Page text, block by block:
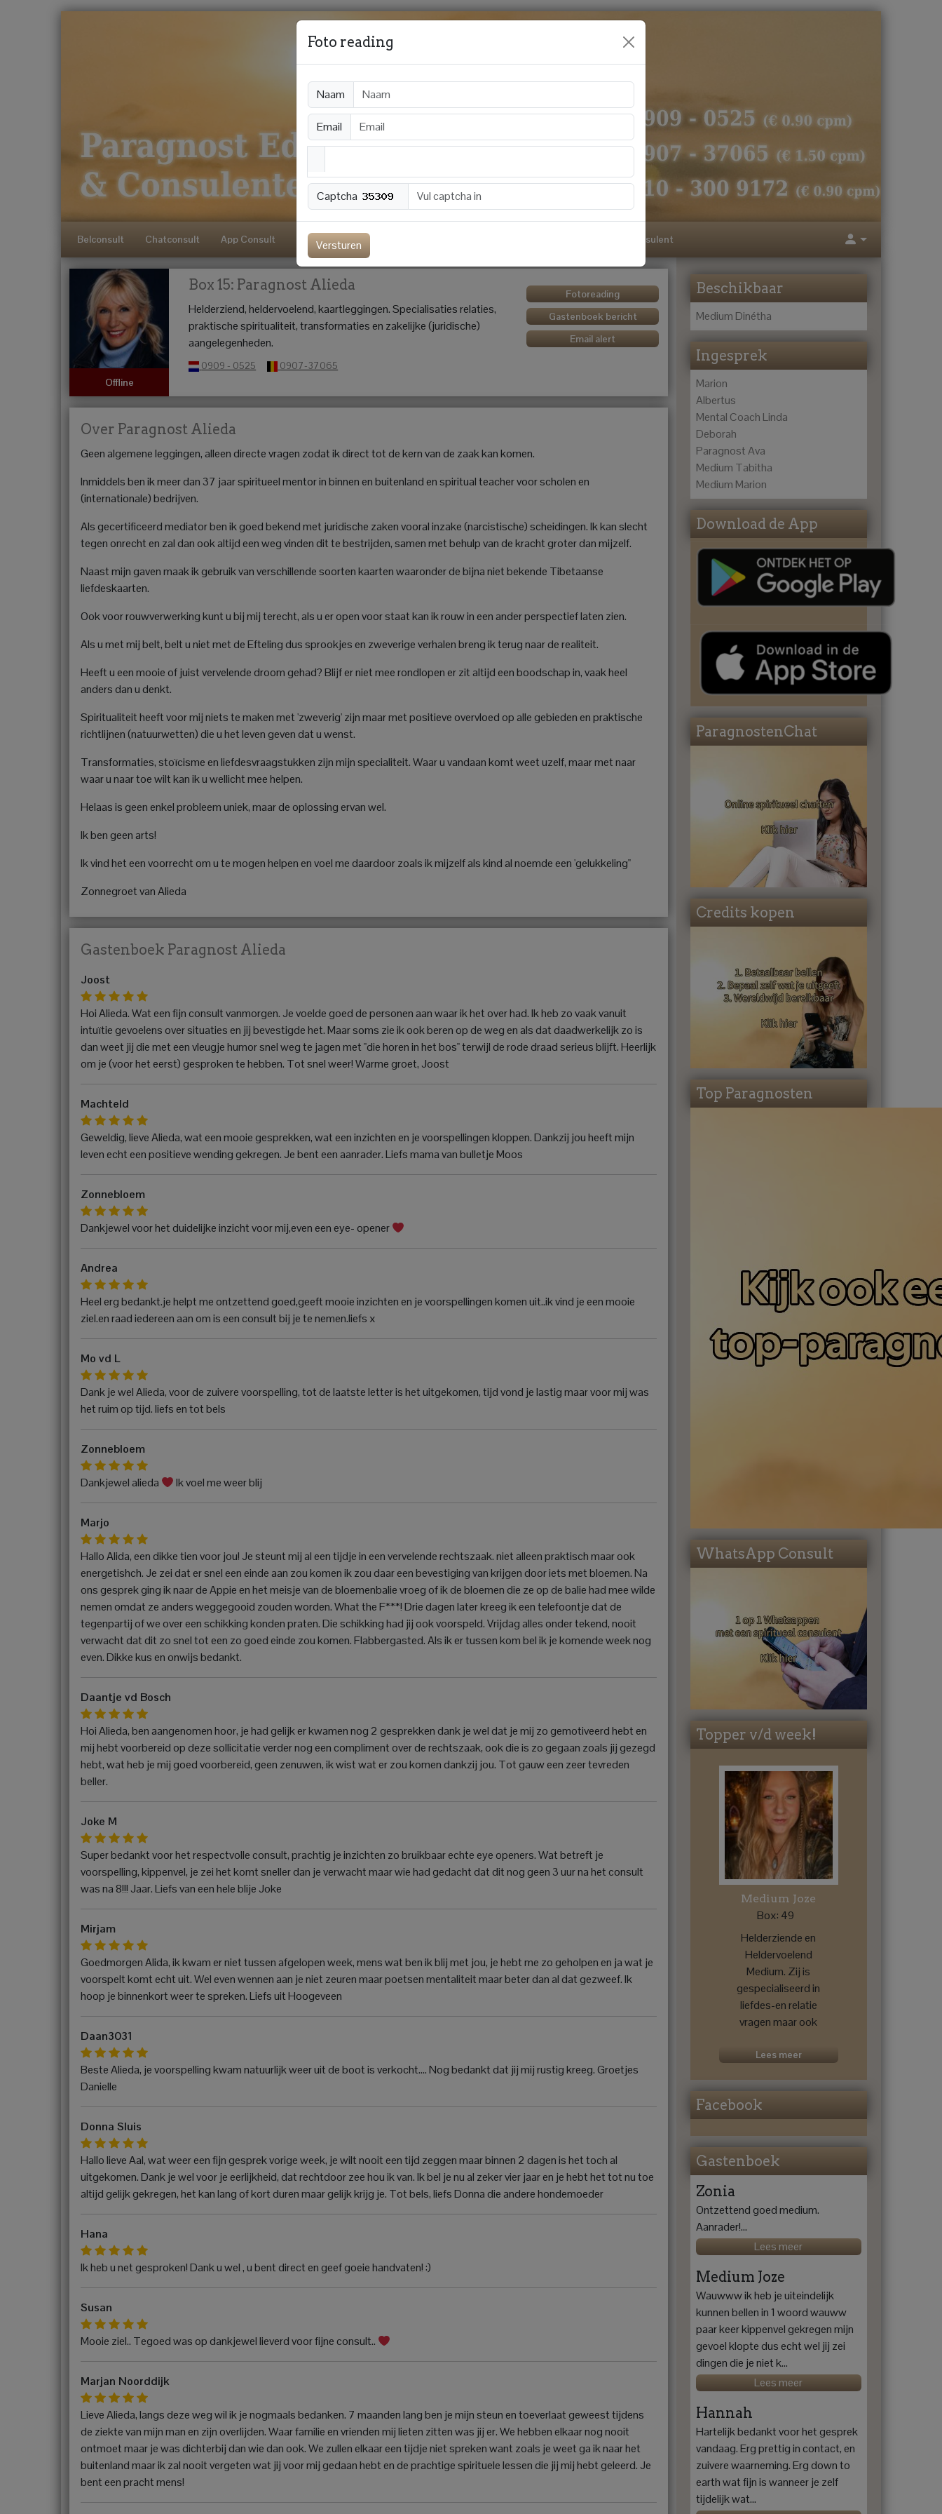
Belconsult Chatconsult App Consult E-Consult Credits!! Aanmelden Consulent
Offline
Box 15: Paragnost Alieda
Helderziend, heldervoelend, kaartleggingen. Specialisaties relaties,
praktische spiritualiteit, transformaties en zakelijke (juridische)
aangelegenheden.
0909 - 0525 0907-37065
Fotoreading
Gastenboek bericht
Email alert
Over Paragnost Alieda
Geen algemene leggingen, alleen directe vragen zodat ik direct tot de kern van de zaak kan komen.
Inmiddels ben ik meer dan 37 jaar spiritueel mentor in binnen en buitenland en spiritual teacher voor scholen en
(internationale) bedrijven.
Als gecertificeerd mediator ben ik goed bekend met juridische zaken vooral inzake (narcistische) scheidingen. Ik kan slecht
tegen onrecht en zal dan ook altijd een weg vinden dit te bestrijden, samen met behulp van de kracht groter dan mijzelf.
Naast mijn gaven maak ik gebruik van verschillende soorten kaarten waaronder de bijna niet bekende Tibetaanse
liefdeskaarten.
Ook voor rouwverwerking kunt u bij mij terecht, als u er open voor staat kan ik rouw in een ander perspectief laten zien.
Als u met mij belt, belt u niet met de Efteling dus sprookjes en zweverige verhalen breng ik terug naar de realiteit.
Heeft u een mooie of juist vervelende droom gehad? Blijf er niet mee rondlopen er zit altijd een boodschap in, vaak heel
anders dan u denkt.
Spiritualiteit heeft voor mij niets te maken met 'zweverig' zijn maar met positieve overvloed op alle gebieden en praktische
richtlijnen (natuurwetten) die u het leven geven dat u wenst.
Transformaties, stoïcisme en liefdesvraagstukken zijn mijn specialiteit. Waar u vandaan komt weet uzelf, maar met naar
waar u naar toe wilt kan ik u wellicht mee helpen.
Helaas is geen enkel probleem uniek, maar de oplossing ervan wel.
Ik ben geen arts!
Ik vind het een voorrecht om u te mogen helpen en voel me daardoor zoals ik mijzelf als kind al noemde een 'gelukkeling"
Zonnegroet van Alieda
Gastenboek Paragnost Alieda
Joost
Hoi Alieda. Wat een fijn consult vanmorgen. Je voelde goed de personen aan waar ik het over had. Ik heb zo vaak vanuit
intuïtie gevoelens over situaties en jij bevestigde het. Maar soms zie ik ook beren op de weg en als dat daadwerkelijk zo is
dan weet jij die met een vleugje humor snel weg te jagen met "die horen in het bos" terwijl de rode draad serieus blijft. Heerlijk
om je (voor het eerst) gesproken te hebben. Tot snel weer! Warme groet, Joost
Machteld
Geweldig, lieve Alieda, wat een mooie gesprekken, wat een inzichten en je voorspellingen kloppen. Dankzij jou heeft mijn
leven echt een positieve wending gekregen. Je bent een aanrader. Liefs mama van bulletje Moos
Zonnebloem
Dankjewel voor het duidelijke inzicht voor mij,even een eye- opener
Andrea
Heel erg bedankt.je helpt me ontzettend goed,geeft mooie inzichten en je voorspellingen komen uit..ik vind je een mooie
ziel.en raad iedereen aan om is een consult bij je te nemen.liefs x
Mo vd L
Dank je wel Alieda, voor de zuivere voorspelling, tot de laatste letter is het uitgekomen, tijd vond je lastig maar voor mij was
het ruim op tijd. liefs en tot bels
Zonnebloem
Dankjewel alieda Ik voel me weer blij
Marjo
Hallo Alida, een dikke tien voor jou! Je steunt mij al een tijdje in een vervelende rechtszaak. niet alleen praktisch maar ook
energetishch. Je zei dat er snel een einde aan zou komen ik zou daar een bevestiging van krijgen door iets met bloemen. Na
ons gesprek ging ik naar de Appie en het meisje van de bloemenbalie vroeg of ik de bloemen die ze op de balie had mee wilde
nemen omdat ze anders weggegooid zouden worden. What the F***! Drie dagen later kreeg ik een telefoontje dat de
tegenpartij of we over een schikking konden praten. Die schikking had jij ook voorspeld. Vrijdag alles onder tekend, nooit
verwacht dat dit zo snel tot een zo goed einde zou komen. Flabbergasted. Als ik er tussen kom bel ik je komende week nog
even. Dikke kus en onwijs bedankt.
Daantje vd Bosch
Hoi Alieda, ben aangenomen hoor, je had gelijk er kwamen nog 2 gesprekken dank je wel dat je mij zo gemotiveerd hebt en
mij hebt voorbereid op deze sollicitatie verder nog een compliment over de rechtszaak, ook die is zo gegaan zoals jij gezegd
hebt, wat heb je mij goed voorbereid, geen zenuwen, ik wist wat er zou komen dankzij jou. Tot gauw een zeer tevreden
beller.
Joke M
Super bedankt voor het respectvolle consult, prachtig je inzichten zo bruikbaar echte eye openers. Wat betreft je
voorspelling, kippenvel, je zei het komt sneller dan je verwacht maar wie had gedacht dat dit nog geen 3 uur na het consult
was na 8!!! Jaar. Liefs van een hele blije Joke
Mirjam
Goedmorgen Alida, ik kwam er niet tussen afgelopen week, mens wat ben ik blij met jou, je hebt me zo geholpen en ja wat je
voorspelt komt echt uit. Wel even wennen aan je niet zeuren maar poetsen mentaliteit maar beter dan al dat gezweef. Ik
hoop je binnenkort weer te spreken. Liefs uit Hoogeveen
Daan3031
Beste Alieda, je voorspelling kwam natuurlijk weer uit de boot is verkocht…. Nog bedankt dat jij mij rustig kreeg. Groetjes
Danielle
Donna Sluis
Hallo lieve Aal, wat weer een fijn gesprek vorige week, je wilt nooit een tijd zeggen maar binnen 2 dagen is het toch al
uitgekomen. Dank je wel voor je eerlijkheid, dat rechtdoor zee hou ik van. Ik bel je nu al zeker vier jaar en je hebt het tot nu toe
altijd gelijk gekregen, het kan lang of kort duren maar gelijk krijg je. Tot bels, liefs Donna die andere hondemoeder
Hana
Ik heb u net gesproken! Dank u wel , u bent direct en geef goeie handvaten! :)
Susan
Mooie ziel.. Tegoed was op dankjewel lieverd voor fijne consult..
Marjan Noorddijk
Lieve Alieda, langs deze weg wil ik je nogmaals bedanken. 7 maanden lang ben je mijn steun en toeverlaat geweest tijdens
de ziekte van mijn man en zijn overlijden. Waar familie en vrienden mij lieten zitten was jij er. We hebben elkaar nog nooit
ontmoet maar je was dichterbij dan wie dan ook. We zullen elkaar een tijdje niet spreken want zoals je weet ga ik naar het
buitenland maar ik zal nooit vergeten wat jij voor mij gedaan hebt en de prachtige spirituele lessen die jij mij hebt geleerd. Je
bent een pracht mens!
Beschikbaar
Medium Dinétha
Ingesprek
Marion
Albertus
Mental Coach Linda
Deborah
Paragnost Ava
Medium Tabitha
Medium Marion
Download de App
ParagnostenChat
Credits kopen
Top Paragnosten
WhatsApp Consult
Topper v/d week!
Medium Joze
Box: 49
Helderziende en
Heldervoelend
Medium. Zij is
gespecialiseerd in
liefdes-en relatie
vragen maar ook
toekomstprognose
Lees meer
Facebook
Gastenboek
Zonia
Ontzettend goed medium.
Aanrader!...
Lees meer
Medium Joze
Wauwww ik heb je uiteindelijk
kunnen bellen in 1 woord wauww
paar keer kippenvel gekregen mijn
gevoel klopte dus echt wel jij zei
dingen die je niet k...
Lees meer
Hannah
Hartelijk bedankt voor het gesprek
vandaag. Erg prettig in contact, en
zuivere waarneming. Erg down to
earth wat fijn is wanneer je zelf
tijdelijk wat...
Foto reading
Naam
Email
Captcha
Versturen